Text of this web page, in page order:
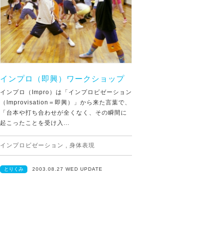
インプロ（即興）ワークショップ
インプロ（Impro）は「インプロビゼーション
（Improvisation＝即興）」から来た言葉で、
「台本や打ち合わせが全くなく、その瞬間に
起こったことを受け入...
インプロビゼーション , 身体表現
とりくみ 2003.08.27 WED UPDATE